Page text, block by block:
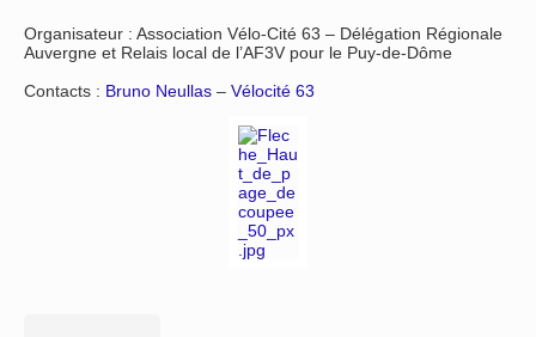
Organisateur : Association Vélo-Cité 63 – Délégation Régionale
Auvergne et Relais local de l’AF3V pour le Puy-de-Dôme
Contacts : Bruno Neullas – Vélocité 63